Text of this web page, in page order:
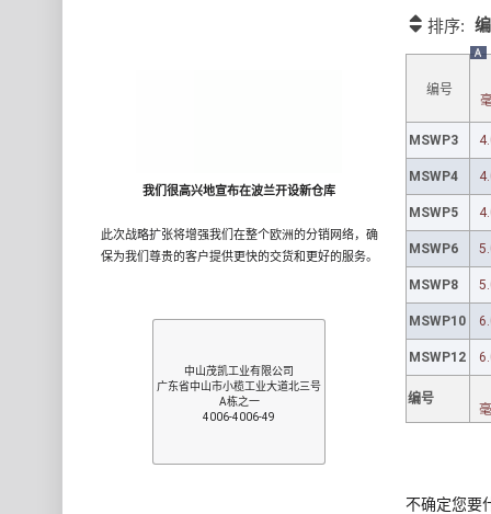
排序:
编号
A
MSWP3
MSWP4
MSWP5
MSWP6
MSWP8
MSWP10
MSWP12
编号
不确定您要
我们很高兴地宣布在波兰开设新仓库
此次战略扩张将增强我们在整个欧洲的分销网络，确
保为我们尊贵的客户提供更快的交货和更好的服务。
中山茂凯工业有限公司
广东省中山市小榄工业大道北三号
A栋之一
4006-4006-49